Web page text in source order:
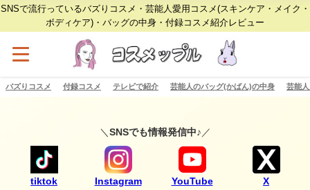
SNSで流行っているバズりコスメ・芸能人愛用コスメ(スキンケア・メイク・
ボディケア)・バッグの中身・付録コスメ紹介レビュー
バズりコスメ 付録コスメ テレビで紹介 芸能人のバッグ(かばん)の中身 芸能
＼ SNSでも情報発信中♪ ／
tiktok Instagram YouTube X